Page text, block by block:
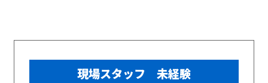
現場スタッフ 未経験